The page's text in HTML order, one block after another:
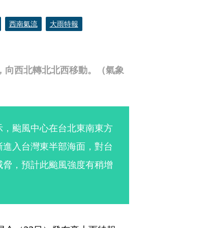
西北轉北北西移動。（氣象
西南氣流 大雨特報
颱風中心在台北東南東方
入台灣東半部海面，對台
，預計此颱風強度有稍增